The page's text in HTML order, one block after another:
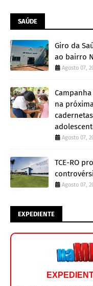
SAÚDE
Giro da
ao bairro
Agosto 07,
na
Agosto 07,
TCE-RO
Agosto 07,
EXPEDIENTE